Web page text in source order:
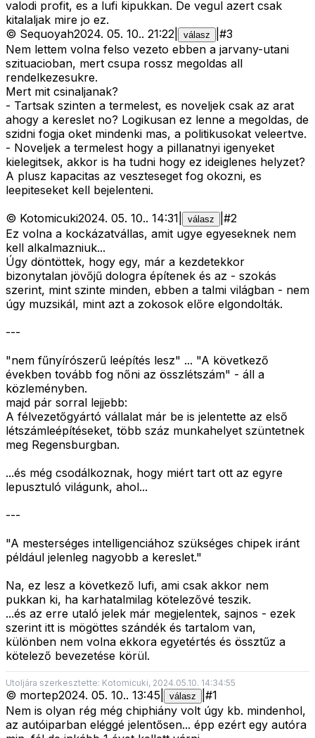
valodi profit, es a lufi kipukkan. De vegul azert csak
kitalaljak mire jo ez.
© Sequoyah2024. 05. 10.. 21:22 válasz #3
Nem lettem volna felso vezeto ebben a jarvany-utani
szituacioban, mert csupa rossz megoldas all
rendelkezesukre.
Mert mit csinaljanak?
- Tartsak szinten a termelest, es noveljek csak az arat
ahogy a kereslet no? Logikusan ez lenne a megoldas, de
szidni fogja oket mindenki mas, a politikusokat veleertve.
- Noveljek a termelest hogy a pillanatnyi igenyeket
kielegitsek, akkor is ha tudni hogy ez ideiglenes helyzet?
A plusz kapacitas az veszteseget fog okozni, es
leepiteseket kell bejelenteni.
© Kotomicuki2024. 05. 10.. 14:31 válasz #2
Ez volna a kockázatvállas, amit ugye egyeseknek nem
kell alkalmazniuk...
Úgy döntöttek, hogy egy, már a kezdetekkor
bizonytalan jövőjű dologra építenek és az - szokás
szerint, mint szinte minden, ebben a talmi világban - nem
úgy muzsikál, mint azt a zokosok előre elgondolták.
---
"nem fűnyírószerű leépítés lesz" ... "A következő
években tovább fog nőni az összlétszám" - áll a
közleményben.
majd pár sorral lejjebb:
A félvezetőgyártó vállalat már be is jelentette az első
létszámleépítéseket, több száz munkahelyet szüntetnek
meg Regensburgban.
...és még csodálkoznak, hogy miért tart ott az egyre
lepusztuló világunk, ahol...
---
"A mesterséges intelligenciához szükséges chipek iránt
például jelenleg nagyobb a kereslet."
Na, ez lesz a következő lufi, ami csak akkor nem
pukkan ki, ha karhatalmilag kötelezővé teszik.
...és az erre utaló jelek már megjelentek, sajnos - ezek
szerint itt is mögöttes szándék és tartalom van,
különben nem volna ekkora egyetértés és össztűz a
kötelező bevezetése körül.
Utoljára szerkesztette: Kotomicuki, 2024.05.10. 14:34:55
© mortep2024. 05. 10.. 13:45 válasz #1
Nem is olyan rég még chiphiány volt úgy kb. mindenhol,
az autóiparban eléggé jelentősen... épp ezért egy autóra